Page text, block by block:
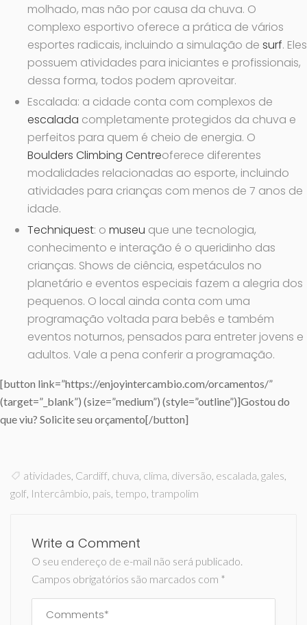
molhado, mas não por causa da chuva. O
complexo esportivo oferece a prática de vários
esportes radicais, incluindo a simulação de surf. Eles
possuem atividades para iniciantes e profissionais,
dessa forma, todos podem aproveitar.
Escalada: a cidade conta com complexos de
escalada completamente protegidos da chuva e
perfeitos para quem é cheio de energia. O
Boulders Climbing Centreoferece diferentes
modalidades relacionadas ao esporte, incluindo
atividades para crianças com menos de 7 anos de
idade.
Techniquest: o museu que une tecnologia,
conhecimento e interação é o queridinho das
crianças. Shows de ciência, espetáculos no
planetário e eventos especiais fazem a alegria dos
pequenos. O local ainda conta com uma
programação voltada para bebês e também
eventos noturnos, pensados para entreter jovens e
adultos. Vale a pena conferir a programação.
[button link=”https://enjoyintercambio.com/orcamentos/”
(target=”_blank”) (size=”medium”) (style=”outline”)]Gostou do
que viu? Solicite seu orçamento[/button]
atividades Cardiff chuva clima diversão escalada gales
golf Intercâmbio pais tempo trampolim
Write a Comment
O seu endereço de e-mail não será publicado.
Campos obrigatórios são marcados com *